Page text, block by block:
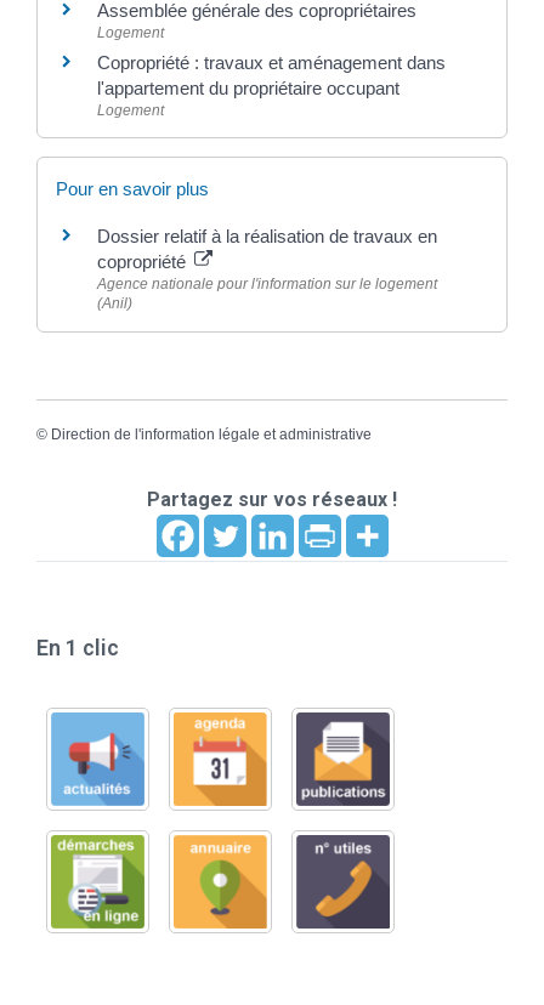
Assemblée générale des copropriétaires
Logement
Copropriété : travaux et aménagement dans
l'appartement du propriétaire occupant
Logement
Pour en savoir plus
Dossier relatif à la réalisation de travaux en
copropriété
Agence nationale pour l'information sur le logement
(Anil)
© Direction de l'information légale et administrative
Partagez sur vos réseaux !
En 1 clic